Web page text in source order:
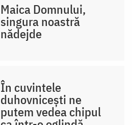
Maica Domnului,
singura noastră
nădejde
În cuvintele
duhovnicești ne
putem vedea chipul